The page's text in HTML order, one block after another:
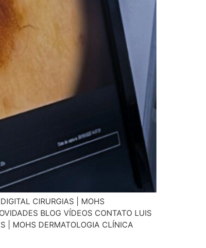
CIRURGIAS | MOHS
BLOG VÍDEOS CONTATO LUIS
| MOHS DERMATOLOGIA CLÍNICA